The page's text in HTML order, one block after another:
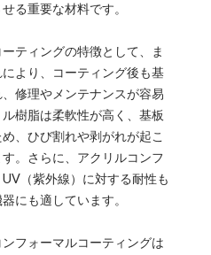
る重要な材料です。
ティングの特徴として、ま
より、コーティング後も基
修理やメンテナンスが容易
樹脂は柔軟性が高く、基板
、ひび割れや剥がれが起こ
。さらに、アクリルコンフ
（紫外線）に対する耐性も
にも適しています。
フォーマルコーティングは